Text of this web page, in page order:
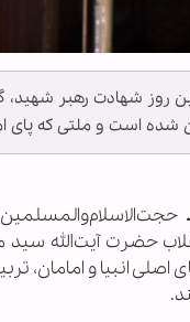
روز شهادت رهبر
شده است و ملتی که پای
حضرت آیت‌الله
انبیا و امامان،